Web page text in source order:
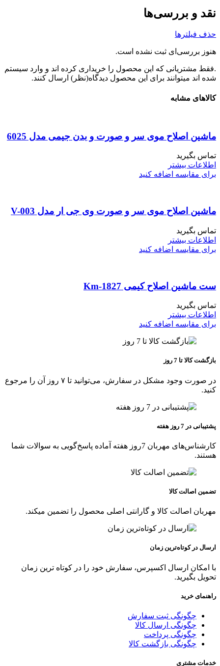
نقد و بررسی‌ها
حذف فیلترها
هنوز بررسی‌ای ثبت نشده است.
.فقط مشتریانی که این محصول را خریداری کرده اند و وارد سیستم
شده اند میتوانند برای این محصول دیدگاه(نظر) ارسال کنند.
کالاهای مشابه
ماشین اصلاح موی سر و صورت و بدن جیمی مدل 6025
تماس بگیرید
اطلاعات بیشتر
برای مقایسه اضافه کنید
ماشین اصلاح موی سر و صورت وی جی ار مدل V-003
تماس بگیرید
اطلاعات بیشتر
برای مقایسه اضافه کنید
ست ماشین اصلاح کیمی Km-1827
تماس بگیرید
اطلاعات بیشتر
برای مقایسه اضافه کنید
بازگشت کالا تا 7 روز
در صورت وجود مشکل در سفارش، می‌توانید تا ۷ روز آن را مرجوع
کنید.
پشتیبانی در 7 روز هفته
کارشناس‌های مهربان 7روز هفته آماده پاسخ‌گویی به سوالات شما
هستند.
تضمین اصالت کالا
مهربان اصالت کالا و گارانتی اصلی محصول را تضمین میکند.
ارسال در کوتاه‌ترین زمان
با امکان ارسال اکسپرس، سفارش خود را در کوتاه ترین زمان
تحویل بگیرید.
راهنمای خرید
چگونگی ثبت سفارش
چگونگی ارسال کالا
چگونگی پرداخت
چگونگی بازگشت کالا
خدمات مشتری